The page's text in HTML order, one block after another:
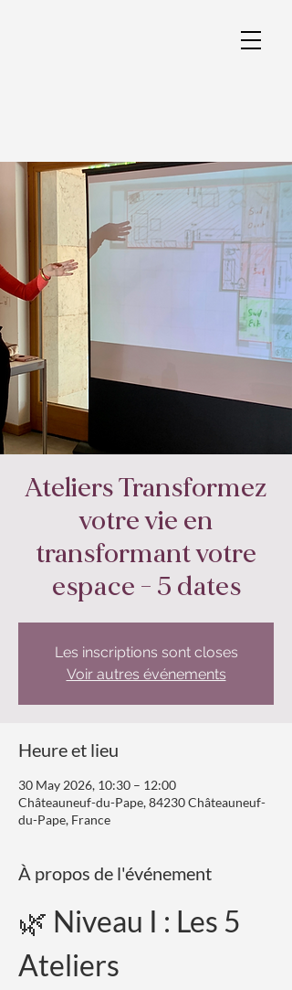
Ateliers Transformez
votre vie en
transformant votre
espace - 5 dates
Les inscriptions sont closes
Voir autres événements
Heure et lieu
30 May 2026, 10:30 – 12:00
Châteauneuf-du-Pape, 84230 Châteauneuf-
du-Pape, France
À propos de l'événement
🌿 Niveau I : Les 5
Ateliers